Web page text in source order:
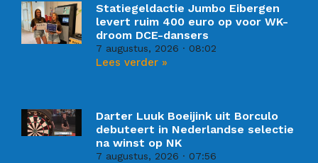
Statiegeldactie Jumbo Eibergen
levert ruim 400 euro op voor WK-
droom DCE-dansers
7 augustus, 2026 08:02
Lees verder »
Darter Luuk Boeijink uit Borculo
debuteert in Nederlandse selectie
na winst op NK
7 augustus, 2026 07:56